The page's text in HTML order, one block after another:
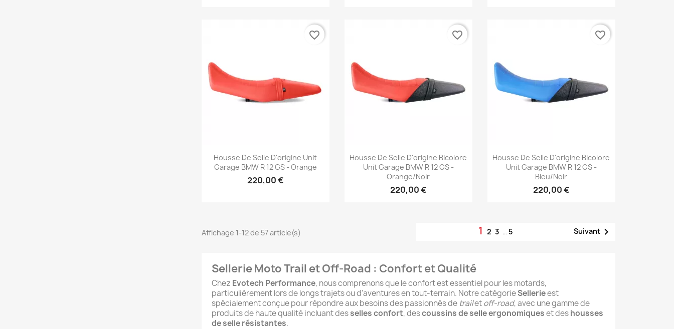
Aperçu rapide
Housse De Selle D'origine Unit
Garage BMW R 12 GS - Orange
220,00 €
favorite_border
Aperçu rapide
Housse De Selle D'origine Bicolore
Unit Garage BMW R 12 GS -
Orange/noir
220,00 €
favorite_border
Aperçu rapide
Housse De Selle D'origine Bicolore
Unit Garage BMW R 12 GS -
Bleu/noir
220,00 €
favorite_border
Affichage 1-12 de 57 article(s) 123 … 5 Suivant
Sellerie Moto Trail et Off-Road : Confort et Qualité
Chez Evotech Performance, nous comprenons que le confort est essentiel pour les motards,
particulièrement lors de longs trajets ou d’aventures en tout-terrain. Notre catégorieSellerieest
spécialement conçue pour répondre aux besoins des passionnés de trailetoff-road, avec une gamme de
produits de haute qualité incluant desselles confort, descoussins de selle ergonomiqueset deshousses
de selle résistantes.